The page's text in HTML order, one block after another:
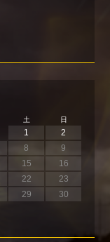
土 日
1
2
8
9
15
16
22
23
29
30